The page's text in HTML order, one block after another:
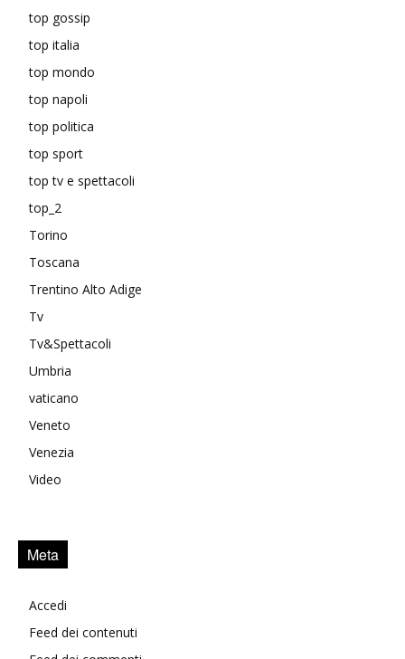
top gossip
top italia
top mondo
top napoli
top politica
top sport
top tv e spettacoli
top_2
Torino
Toscana
Trentino Alto Adige
Tv
Tv&Spettacoli
Umbria
vaticano
Veneto
Venezia
Video
Meta
Accedi
Feed dei contenuti